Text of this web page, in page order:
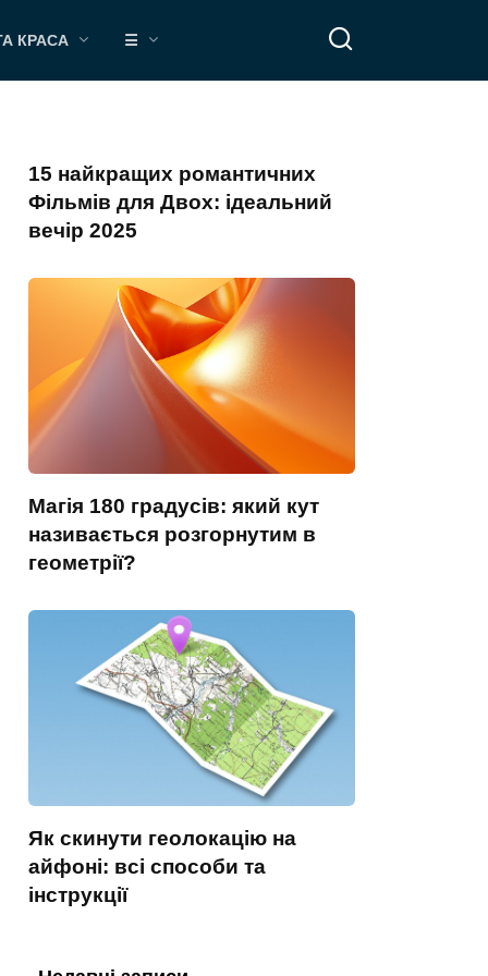
КРАСА ☰
15 найкращих романтичних
Фільмів для Двох: ідеальний
вечір 2025
Магія 180 градусів: який кут
називається розгорнутим в
геометрії?
Як скинути геолокацію на
айфоні: всі способи та
інструкції